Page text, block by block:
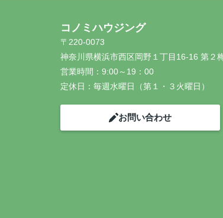
コノミハウジング
〒220-0073
神奈川県横浜市西区岡野１丁目16-16 第２
営業時間： 9:00～19：00
定休日： 毎週水曜日（第１・３火曜日）
お問い合わせ